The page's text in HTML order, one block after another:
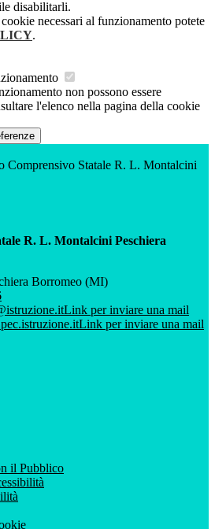
disabilitarli.
necessari al funzionamento potete
.
non possono essere
l'elenco nella pagina della cookie
Comprensivo Statale R. L. Montalcini
R. L. Montalcini Peschiera
Borromeo (MI)
Link per inviare una mail
Link per inviare una mail
il Pubblico